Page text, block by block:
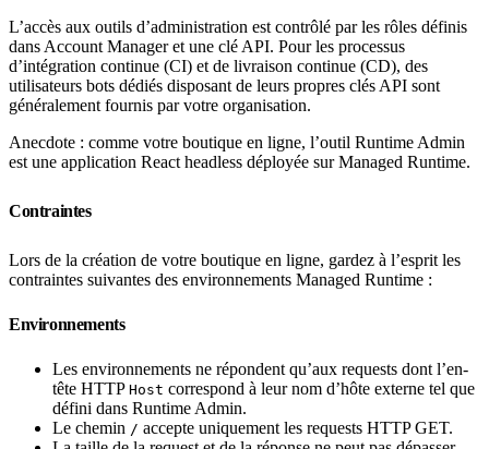
L’accès aux outils d’administration est contrôlé par les rôles définis
dans Account Manager et une clé API. Pour les processus
d’intégration continue (CI) et de livraison continue (CD), des
utilisateurs bots dédiés disposant de leurs propres clés API sont
généralement fournis par votre organisation.
Anecdote : comme votre boutique en ligne, l’outil Runtime Admin
est une application React headless déployée sur Managed Runtime.
Contraintes
Lors de la création de votre boutique en ligne, gardez à l’esprit les
contraintes suivantes des environnements Managed Runtime :
Environnements
Les environnements ne répondent qu’aux requests dont l’en-
tête HTTP Host correspond à leur nom d’hôte externe tel que
défini dans Runtime Admin.
Le chemin / accepte uniquement les requests HTTP GET.